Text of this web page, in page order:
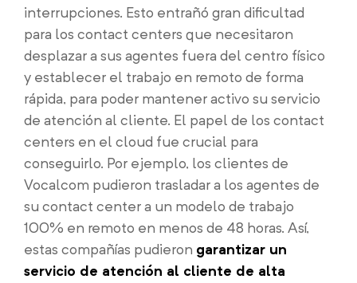
interrupciones. Esto entrañó gran dificultad
para los contact centers que necesitaron
desplazar a sus agentes fuera del centro físico
y establecer el trabajo en remoto de forma
rápida, para poder mantener activo su servicio
de atención al cliente. El papel de los contact
centers en el cloud fue crucial para
conseguirlo. Por ejemplo, los clientes de
Vocalcom pudieron trasladar a los agentes de
su contact center a un modelo de trabajo
100% en remoto en menos de 48 horas. Así,
estas compañías pudieron garantizar un
servicio de atención al cliente de alta